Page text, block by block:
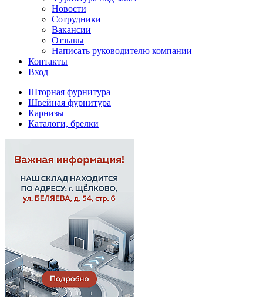
Новости
Сотрудники
Вакансии
Отзывы
Написать руководителю компании
Контакты
Вход
Шторная фурнитура
Швейная фурнитура
Карнизы
Каталоги, брелки